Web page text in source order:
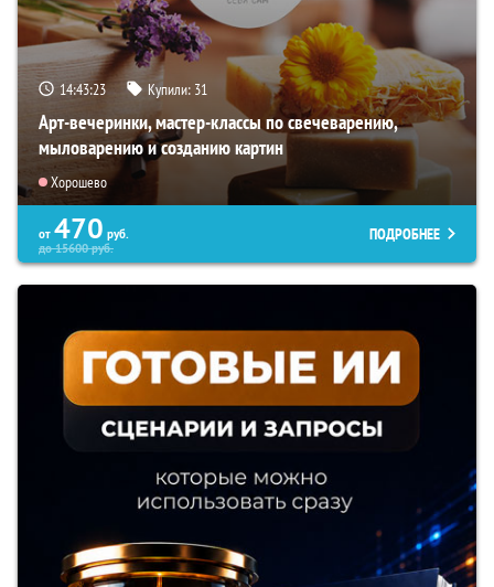
14:43:22 Купили: 31
Арт-вечеринки, мастер-классы по свечеварению,
мыловарению и созданию картин
Хорошево
от 470 руб.
до15600руб.
ПОДРОБНЕЕ